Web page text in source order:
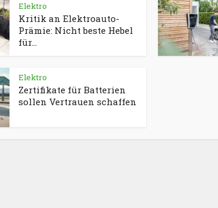
Elektro
Kritik an Elektroauto-
Prämie: Nicht beste Hebel
für...
Elektro
Zertifikate für Batterien
sollen Vertrauen schaffen